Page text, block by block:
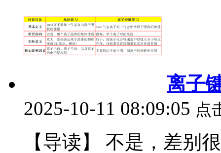
离子
2025-10-11 08:09:05 点
【导读】 不是，差别